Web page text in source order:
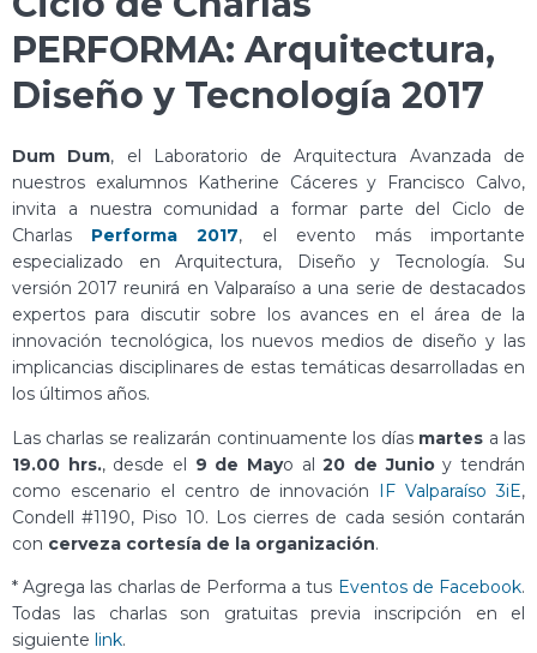
PERFORMA: Arquitectura,
Diseño y Tecnología 2017
Dum Dum, el Laboratorio de Arquitectura Avanzada de
nuestros exalumnos Katherine Cáceres y Francisco Calvo,
invita a nuestra comunidad a formar parte del Ciclo de
Charlas Performa 2017, el evento más importante
especializado en Arquitectura, Diseño y Tecnología. Su
versión 2017 reunirá en Valparaíso a una serie de destacados
expertos para discutir sobre los avances en el área de la
innovación tecnológica, los nuevos medios de diseño y las
implicancias disciplinares de estas temáticas desarrolladas en
los últimos años.
Las charlas se realizarán continuamente los díasmartes a las
19.00 hrs., desde el 9 de Mayo al20 de Junioy tendrán
como escenario el centro de innovación IF Valparaíso 3iE,
Condell #1190, Piso 10. Los cierres de cada sesión contarán
con cerveza cortesía de la organización.
* Agrega las charlas de Performa a tus Eventos de Facebook.
Todas las charlas son gratuitas previa inscripción en el
siguiente link.